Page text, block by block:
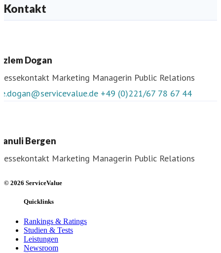
© 2026 ServiceValue
Quicklinks
Rankings & Ratings
Studien & Tests
Leistungen
Newsroom